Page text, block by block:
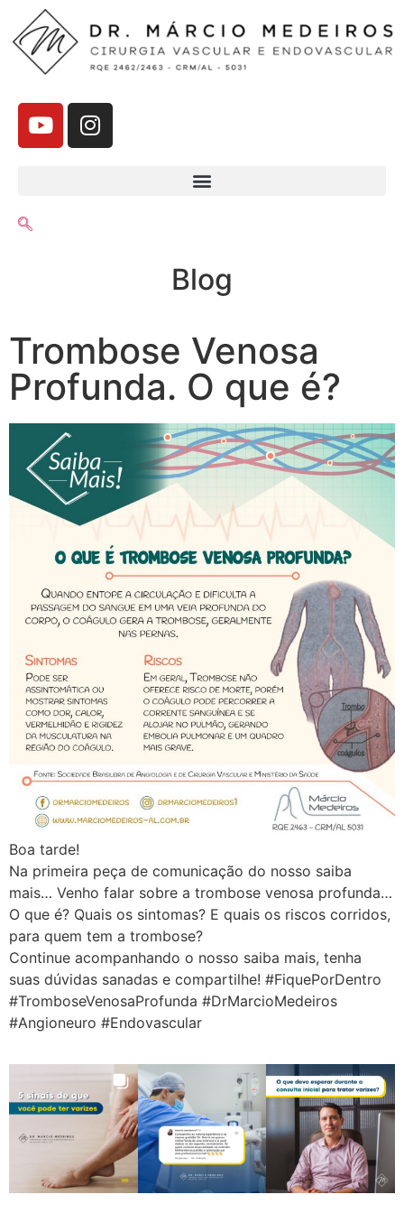
Blog
Trombose Venosa
Profunda. O que é?
Boa tarde!
Na primeira peça de comunicação do nosso saiba
mais… Venho falar sobre a trombose venosa profunda…
O que é? Quais os sintomas? E quais os riscos corridos,
para quem tem a trombose?
Continue acompanhando o nosso saiba mais, tenha
suas dúvidas sanadas e compartilhe! #FiquePorDentro
#TromboseVenosaProfunda #DrMarcioMedeiros
#Angioneuro #Endovascular